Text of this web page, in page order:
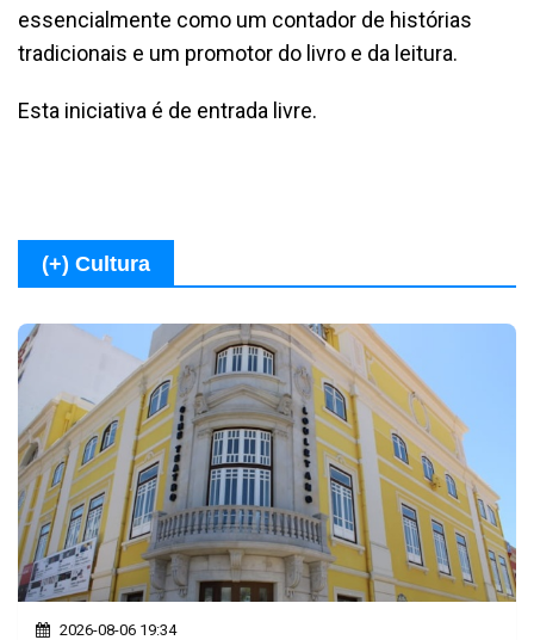
essencialmente como um contador de histórias
tradicionais e um promotor do livro e da leitura.
Esta iniciativa é de entrada livre.
(+) Cultura
2026-08-06 19:34